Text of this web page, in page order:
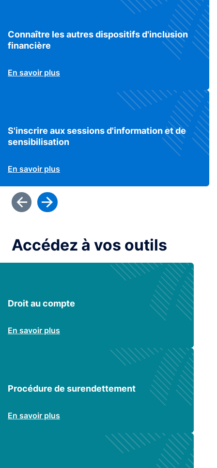
Connaître les autres dispositifs d'inclusion
financière
En savoir plus
S'inscrire aux sessions d'information et de
sensibilisation
En savoir plus
Accédez à vos outils
Droit au compte
En savoir plus
Procédure de surendettement
En savoir plus